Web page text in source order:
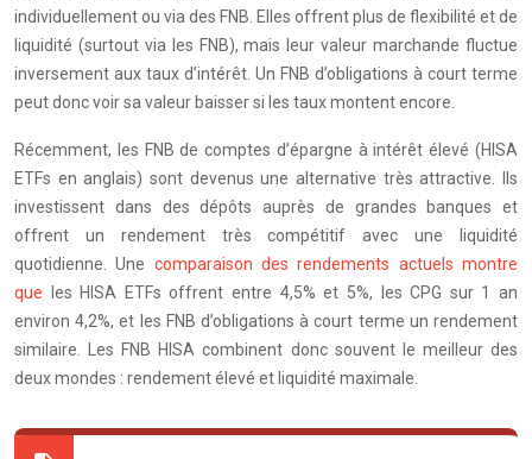
individuellement ou via des FNB. Elles offrent plus de flexibilité et de
liquidité (surtout via les FNB), mais leur valeur marchande fluctue
inversement aux taux d’intérêt. Un FNB d’obligations à court terme
peut donc voir sa valeur baisser si les taux montent encore.
Récemment, les FNB de comptes d’épargne à intérêt élevé (HISA
ETFs en anglais) sont devenus une alternative très attractive. Ils
investissent dans des dépôts auprès de grandes banques et
offrent un rendement très compétitif avec une liquidité
quotidienne. Une comparaison des rendements actuels montre
que les HISA ETFs offrent entre 4,5% et 5%, les CPG sur 1 an
environ 4,2%, et les FNB d’obligations à court terme un rendement
similaire. Les FNB HISA combinent donc souvent le meilleur des
deux mondes : rendement élevé et liquidité maximale.